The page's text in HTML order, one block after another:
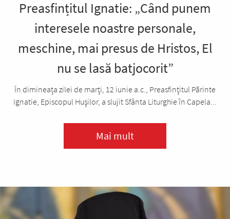
Preasfințitul Ignatie: „Când punem
interesele noastre personale,
meschine, mai presus de Hristos, El
nu se lasă batjocorit”
În dimineața zilei de marţi, 12 iunie a.c., Preasfinţitul Părinte
Ignatie, Episcopul Huşilor, a slujit Sfânta Liturghie în Capela...
Mai mult